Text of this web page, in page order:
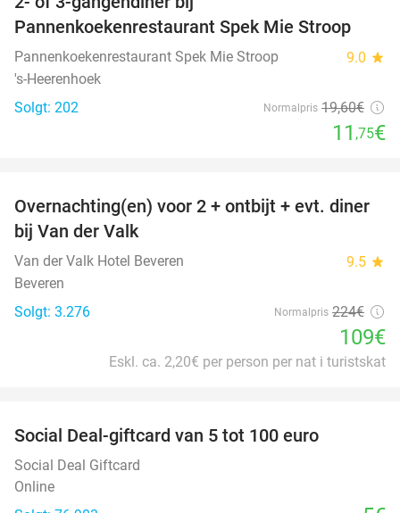
Pannenkoekenrestaurant Spek Mie Stroop
Pannenkoekenrestaurant Spek Mie Stroop 9.0 star
's-Heerenhoek
Solgt: 202
Normalpris 19,60€
11 ,75€
51%
Overnachting(en) voor 2 + ontbijt + evt. diner
bij Van der Valk
Van der Valk Hotel Beveren 9.5 star
Beveren
Solgt: 3.276
Normalpris 224€
109€
Eskl. ca. 2,20€ per person per nat i turistskat
Social Deal-giftcard van 5 tot 100 euro
Social Deal Giftcard
Online